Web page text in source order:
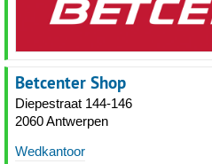
Betcenter Shop
Diepestraat 144-146
2060 Antwerpen
Wedkantoor